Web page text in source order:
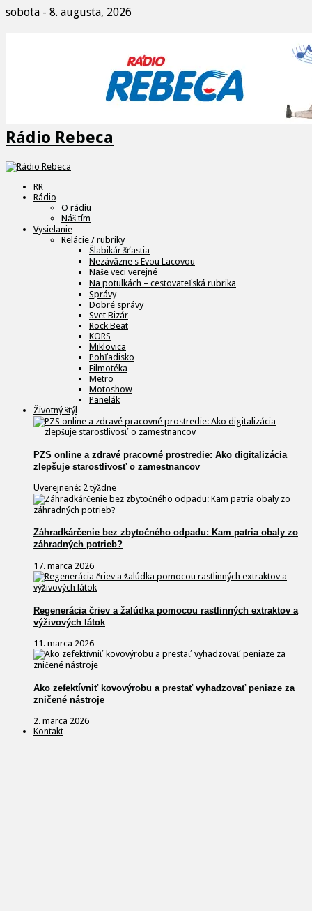
sobota - 8. augusta, 2026
Rádio Rebeca
RR
Rádio
O rádiu
Náš tím
Vysielanie
Relácie / rubriky
Šlabikár šťastia
Nezáväzne s Evou Lacovou
Naše veci verejné
Na potulkách – cestovateľská rubrika
Správy
Dobré správy
Svet Bizár
Rock Beat
KORS
Miklovica
Pohľadisko
Filmotéka
Metro
Motoshow
Panelák
Životný štýl
PZS online a zdravé pracovné prostredie: Ako digitalizácia
zlepšuje starostlivosť o zamestnancov
Uverejnené: 2 týždne
Záhradkárčenie bez zbytočného odpadu: Kam patria obaly zo
záhradných potrieb?
17. marca 2026
Regenerácia čriev a žalúdka pomocou rastlinných extraktov a
výživových látok
11. marca 2026
Ako zefektívniť kovovýrobu a prestať vyhadzovať peniaze za
zničené nástroje
2. marca 2026
Kontakt